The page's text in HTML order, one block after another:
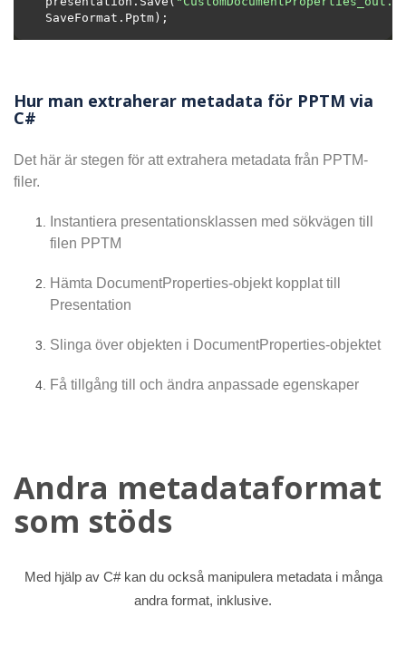
Hur man extraherar metadata för PPTM via
C#
Det här är stegen för att extrahera metadata från PPTM-
filer.
Instantiera presentationsklassen med sökvägen till
filen PPTM
Hämta DocumentProperties-objekt kopplat till
Presentation
Slinga över objekten i DocumentProperties-objektet
Få tillgång till och ändra anpassade egenskaper
Andra metadataformat
som stöds
Med hjälp av C# kan du också manipulera metadata i många
andra format, inklusive.